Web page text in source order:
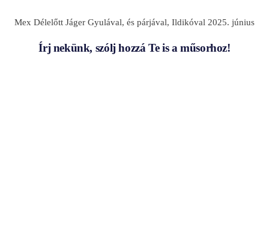
Mex Délelőtt Jáger Gyulával, és párjával, Ildikóval 2025. június
Írj nekünk, szólj hozzá Te is a műsorhoz!